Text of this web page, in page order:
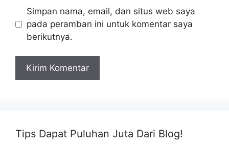
Simpan nama, email, dan situs web saya
pada peramban ini untuk komentar saya
berikutnya.
Tips Dapat Puluhan Juta Dari Blog!